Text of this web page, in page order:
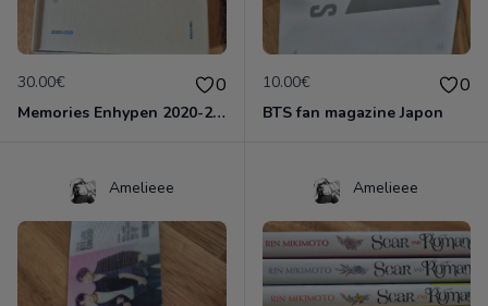
30.00€ 0
Memories Enhypen 2020-2021
10.00€ 0
BTS fan magazine Japon
Amelieee Amelieee